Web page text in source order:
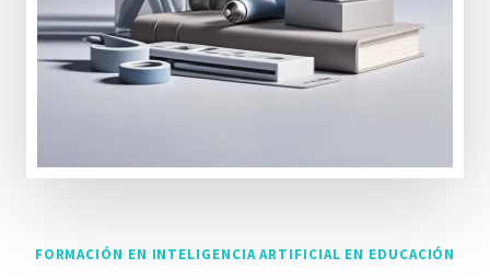
FORMACIÓN EN INTELIGENCIA ARTIFICIAL EN EDUCACIÓN